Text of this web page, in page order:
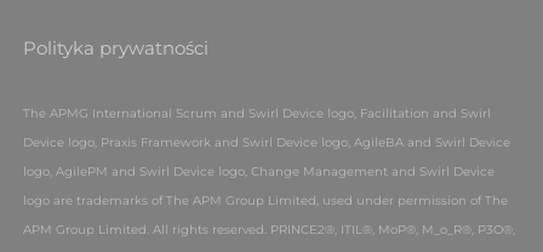
Polityka prywatności
The APMG International Scrum and Swirl Device logo, Facilitation and Swirl
Device logo, Praxis Framework and Swirl Device logo, AgileBA and Swirl Device
logo, AgilePM and Swirl Device logo, Change Management and Swirl Device
logo are trademarks of The APM Group Limited, used under permission of The
APM Group Limited. All rights reserved. PRINCE2®, ITIL®, MoP®, M_o_R®, P3O®,